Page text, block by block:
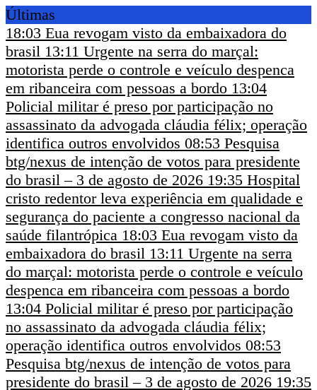
Últimas
18:03 Eua revogam visto da embaixadora do
brasil 13:11 Urgente na serra do marçal:
motorista perde o controle e veículo despenca
em ribanceira com pessoas a bordo 13:04
Policial militar é preso por participação no
assassinato da advogada cláudia félix; operação
identifica outros envolvidos 08:53 Pesquisa
btg/nexus de intenção de votos para presidente
do brasil – 3 de agosto de 2026 19:35 Hospital
cristo redentor leva experiência em qualidade e
segurança do paciente a congresso nacional da
saúde filantrópica 18:03 Eua revogam visto da
embaixadora do brasil 13:11 Urgente na serra
do marçal: motorista perde o controle e veículo
despenca em ribanceira com pessoas a bordo
13:04 Policial militar é preso por participação
no assassinato da advogada cláudia félix;
operação identifica outros envolvidos 08:53
Pesquisa btg/nexus de intenção de votos para
presidente do brasil – 3 de agosto de 2026 19:35